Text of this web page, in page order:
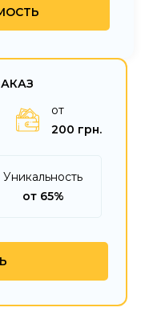
от
200 грн.
Уникальность
от 65%